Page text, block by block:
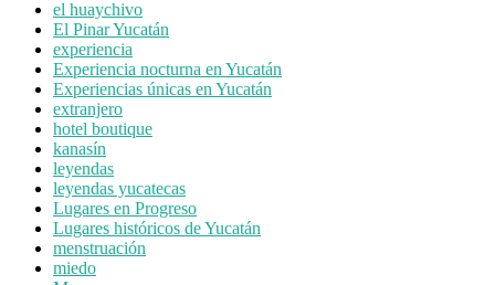
el huaychivo
El Pinar Yucatán
experiencia
Experiencia nocturna en Yucatán
Experiencias únicas en Yucatán
extranjero
hotel boutique
kanasín
leyendas
leyendas yucatecas
Lugares en Progreso
Lugares históricos de Yucatán
menstruación
miedo